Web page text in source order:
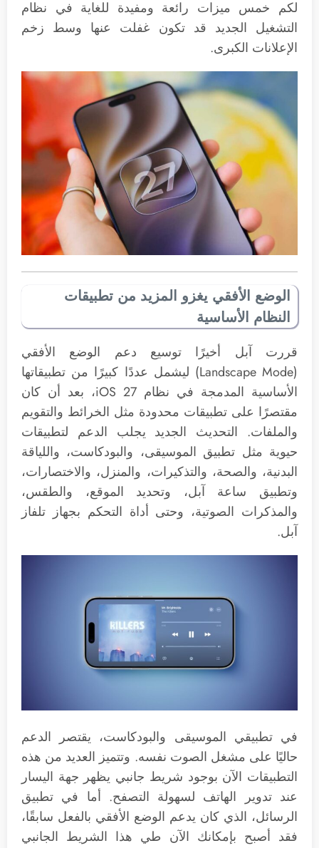
لكم خمس ميزات رائعة ومفيدة للغاية في نظام
التشغيل الجديد قد تكون غفلت عنها وسط زخم
الإعلانات الكبرى.
الوضع الأفقي يغزو المزيد من تطبيقات
النظام الأساسية
قررت آبل أخيرًا توسيع دعم الوضع الأفقي
(Landscape Mode) ليشمل عددًا كبيرًا من تطبيقاتها
الأساسية المدمجة في نظام iOS 27، بعد أن كان
مقتصرًا على تطبيقات محدودة مثل الخرائط والتقويم
والملفات. التحديث الجديد يجلب الدعم لتطبيقات
حيوية مثل تطبيق الموسيقى، والبودكاست، واللياقة
البدنية، والصحة، والتذكيرات، والمنزل، والاختصارات،
وتطبيق ساعة آبل، وتحديد الموقع، والطقس،
والمذكرات الصوتية، وحتى أداة التحكم بجهاز تلفاز
آبل.
في تطبيقي الموسيقى والبودكاست، يقتصر الدعم
حاليًا على مشغل الصوت نفسه. وتتميز العديد من هذه
التطبيقات الآن بوجود شريط جانبي يظهر جهة اليسار
عند تدوير الهاتف لسهولة التصفح. أما في تطبيق
الرسائل، الذي كان يدعم الوضع الأفقي بالفعل سابقًا،
فقد أصبح بإمكانك الآن طي هذا الشريط الجانبي